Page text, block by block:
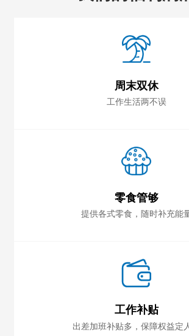
周末双休
工作生活两不误
零食管够
提供各式零食，随时补充能
工作补贴
出差加班补贴多，保障权益定